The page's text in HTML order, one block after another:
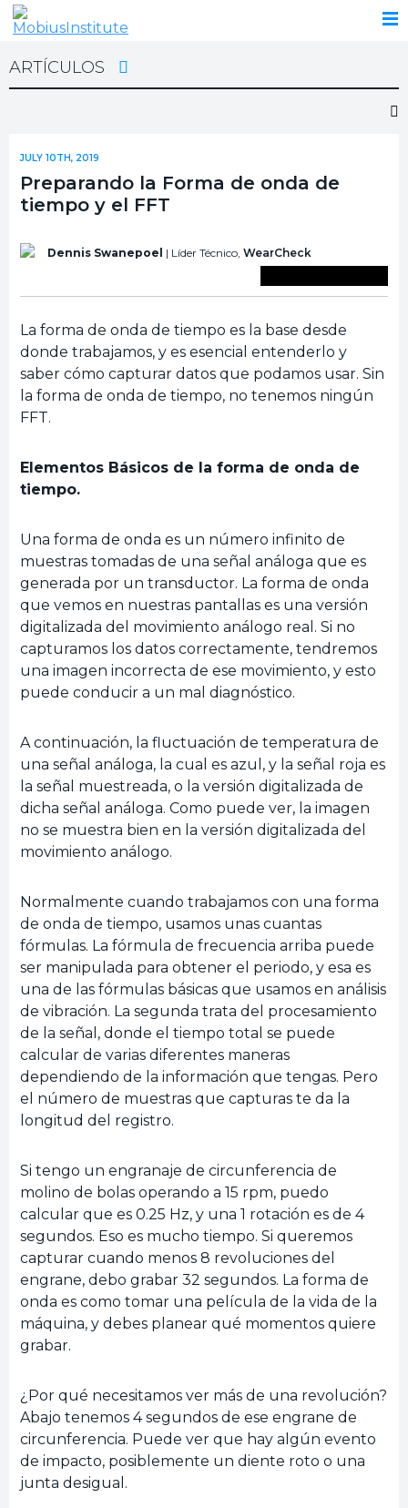
ARTÍCULOS
JULY 10TH, 2019
Preparando la Forma de onda de
tiempo y el FFT
Dennis Swanepoel | Líder Técnico, WearCheck
La forma de onda de tiempo es la base desde
donde trabajamos, y es esencial entenderlo y
saber cómo capturar datos que podamos usar. Sin
la forma de onda de tiempo, no tenemos ningún
FFT.
Elementos Básicos de la forma de onda de
tiempo.
Una forma de onda es un número infinito de
muestras tomadas de una señal análoga que es
generada por un transductor. La forma de onda
que vemos en nuestras pantallas es una versión
digitalizada del movimiento análogo real. Si no
capturamos los datos correctamente, tendremos
una imagen incorrecta de ese movimiento, y esto
puede conducir a un mal diagnóstico.
A continuación, la fluctuación de temperatura de
una señal análoga, la cual es azul, y la señal roja es
la señal muestreada, o la versión digitalizada de
dicha señal análoga. Como puede ver, la imagen
no se muestra bien en la versión digitalizada del
movimiento análogo.
Normalmente cuando trabajamos con una forma
de onda de tiempo, usamos unas cuantas
fórmulas. La fórmula de frecuencia arriba puede
ser manipulada para obtener el periodo, y esa es
una de las fórmulas básicas que usamos en análisis
de vibración. La segunda trata del procesamiento
de la señal, donde el tiempo total se puede
calcular de varias diferentes maneras
dependiendo de la información que tengas. Pero
el número de muestras que capturas te da la
longitud del registro.
Si tengo un engranaje de circunferencia de
molino de bolas operando a 15 rpm, puedo
calcular que es 0.25 Hz, y una 1 rotación es de 4
segundos. Eso es mucho tiempo. Si queremos
capturar cuando menos 8 revoluciones del
engrane, debo grabar 32 segundos. La forma de
onda es como tomar una película de la vida de la
máquina, y debes planear qué momentos quiere
grabar.
¿Por qué necesitamos ver más de una revolución?
Abajo tenemos 4 segundos de ese engrane de
circunferencia. Puede ver que hay algún evento
de impacto, posiblemente un diente roto o una
junta desigual.